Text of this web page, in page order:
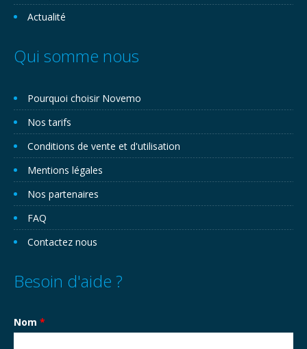
Actualité
Qui somme nous
Pourquoi choisir Novemo
Nos tarifs
Conditions de vente et d'utilisation
Mentions légales
Nos partenaires
FAQ
Contactez nous
Besoin d'aide ?
Nom *